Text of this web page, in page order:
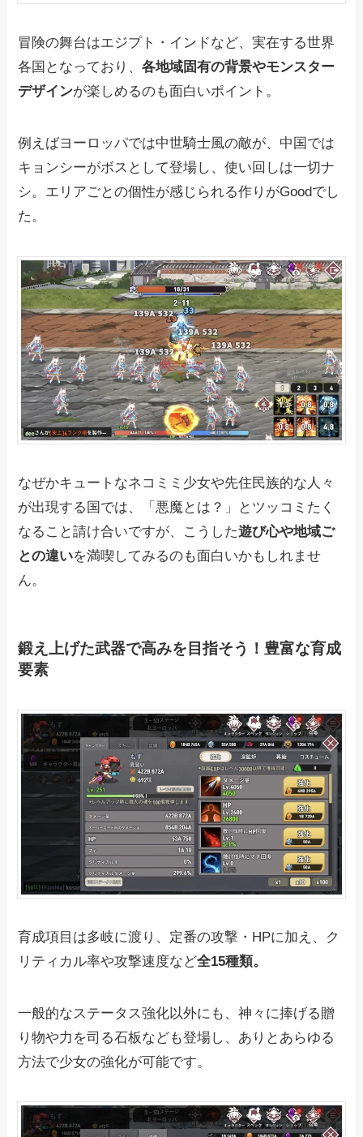
冒険の舞台はエジプト・インドなど、実在する世界
各国となっており、各地域固有の背景やモンスター
デザインが楽しめるのも面白いポイント。
例えばヨーロッパでは中世騎士風の敵が、中国では
キョンシーがボスとして登場し、使い回しは一切ナ
シ。エリアごとの個性が感じられる作りがGoodでし
た。
なぜかキュートなネコミミ少女や先住民族的な人々
が出現する国では、「悪魔とは？」とツッコミたく
なること請け合いですが、こうした遊び心や地域ご
との違いを満喫してみるのも面白いかもしれませ
ん。
鍛え上げた武器で高みを目指そう！豊富な育成
要素
育成項目は多岐に渡り、定番の攻撃・HPに加え、ク
リティカル率や攻撃速度など全15種類。
一般的なステータス強化以外にも、神々に捧げる贈
り物や力を司る石板なども登場し、ありとあらゆる
方法で少女の強化が可能です。